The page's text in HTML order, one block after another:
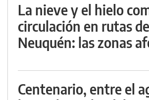
La nieve y el hielo
circulación en rutas de
Neuquén: las zonas
Centenario, entre el